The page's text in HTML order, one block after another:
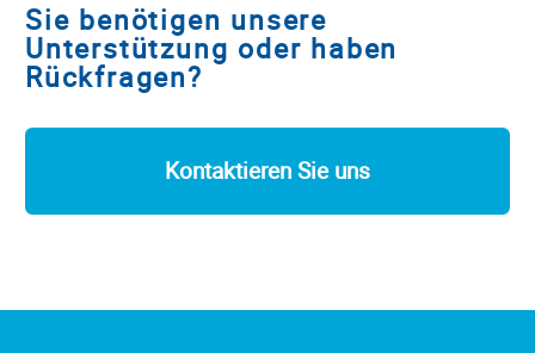
Sie benötigen unsere
Unterstützung oder haben
Rückfragen?
Kontaktieren Sie uns